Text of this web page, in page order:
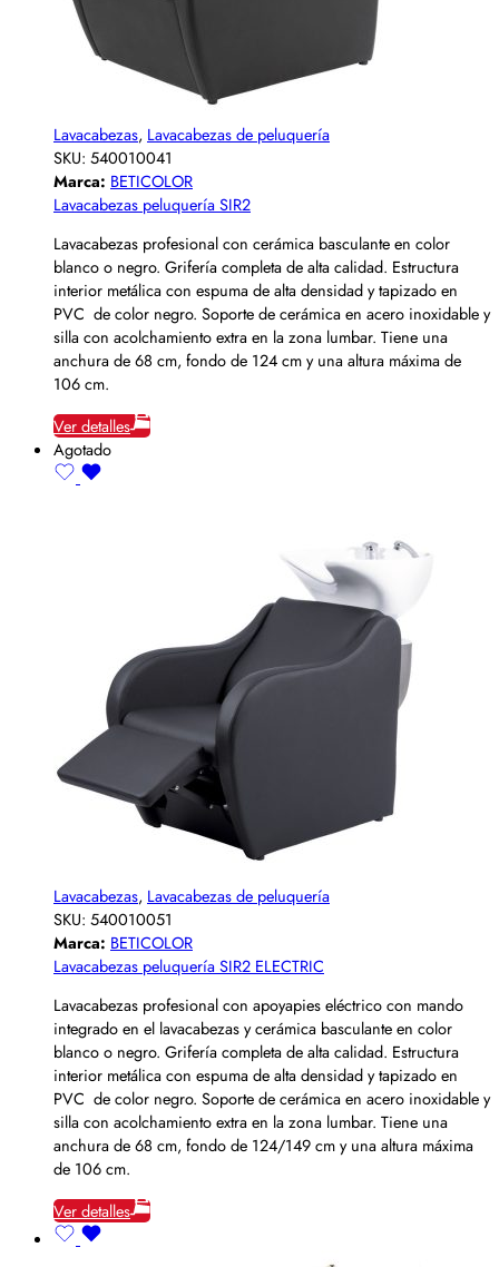
Lavacabezas, Lavacabezas de peluquería
SKU: 540010041
Marca: BETICOLOR
Lavacabezas peluquería SIR2
Lavacabezas profesional con cerámica basculante en color
blanco o negro. Grifería completa de alta calidad. Estructura
interior metálica con espuma de alta densidad y tapizado en
PVC de color negro. Soporte de cerámica en acero inoxidable y
silla con acolchamiento extra en la zona lumbar. Tiene una
anchura de 68 cm, fondo de 124 cm y una altura máxima de
106 cm.
Ver detalles
Agotado
Lavacabezas, Lavacabezas de peluquería
SKU: 540010051
Marca: BETICOLOR
Lavacabezas peluquería SIR2 ELECTRIC
Lavacabezas profesional con apoyapies eléctrico con mando
integrado en el lavacabezas y cerámica basculante en color
blanco o negro. Grifería completa de alta calidad. Estructura
interior metálica con espuma de alta densidad y tapizado en
PVC de color negro. Soporte de cerámica en acero inoxidable y
silla con acolchamiento extra en la zona lumbar. Tiene una
anchura de 68 cm, fondo de 124/149 cm y una altura máxima
de 106 cm.
Ver detalles